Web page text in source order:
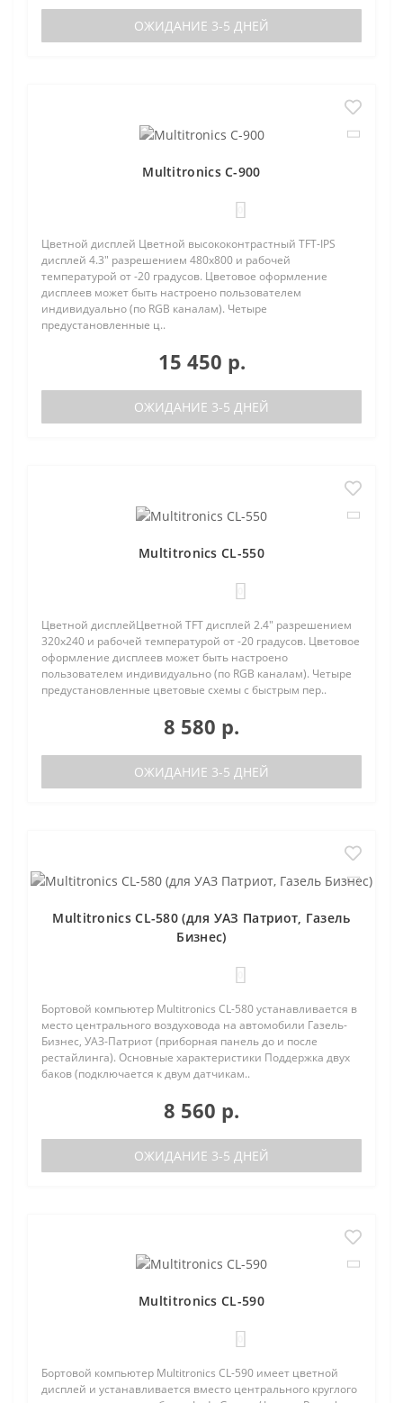
ОЖИДАНИЕ 3-5 ДНЕЙ
Multitronics C-900
Цветной дисплей Цветной высококонтрастный TFT-IPS
дисплей 4.3" разрешением 480х800 и рабочей
температурой от -20 градусов. Цветовое оформление
дисплеев может быть настроено пользователем
индивидуально (по RGB каналам). Четыре
предустановленные ц..
15 450 р.
ОЖИДАНИЕ 3-5 ДНЕЙ
Multitronics CL-550
Цветной дисплейЦветной TFT дисплей 2.4" разрешением
320х240 и рабочей температурой от -20 градусов. Цветовое
оформление дисплеев может быть настроено
пользователем индивидуально (по RGB каналам). Четыре
предустановленные цветовые схемы с быстрым пер..
8 580 р.
ОЖИДАНИЕ 3-5 ДНЕЙ
Multitronics CL-580 (для УАЗ Патриот, Газель
Бизнес)
Бортовой компьютер Multitronics CL-580 устанавливается в
место центрального воздуховода на автомобили Газель-
Бизнес, УАЗ-Патриот (приборная панель до и после
рестайлинга). Основные характеристики Поддержка двух
баков (подключается к двум датчикам..
8 560 р.
ОЖИДАНИЕ 3-5 ДНЕЙ
Multitronics CL-590
Бортовой компьютер Multitronics CL-590 имеет цветной
дисплей и устанавливается вместо центрального круглого